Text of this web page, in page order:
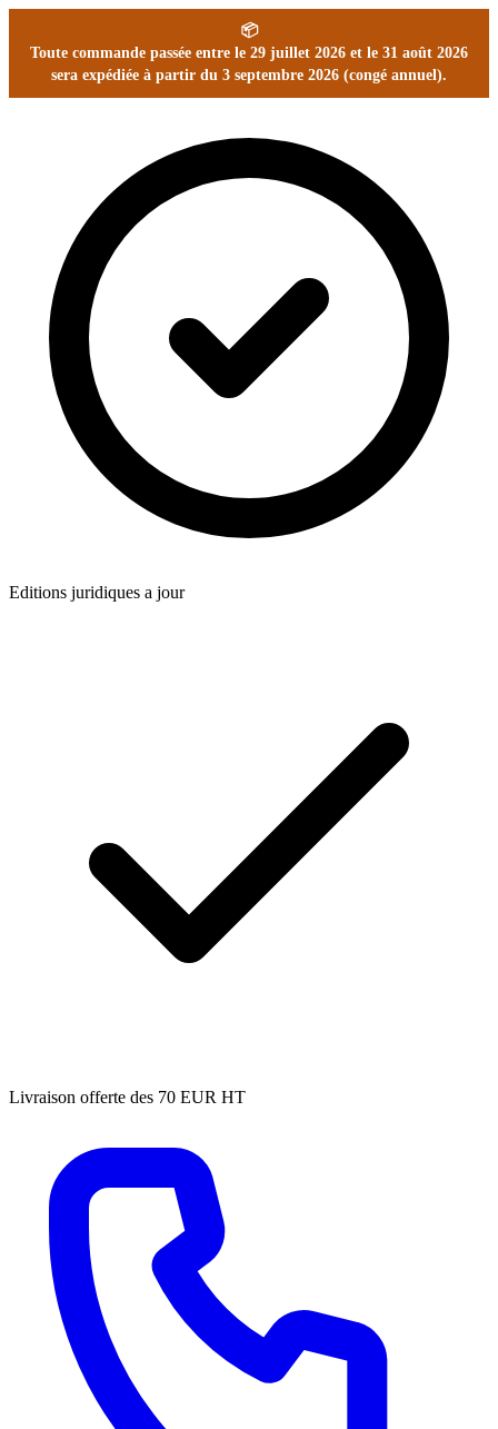
📦
Toute commande passée entre le 29 juillet 2026 et le 31 août 2026
sera expédiée à partir du 3 septembre 2026 (congé annuel).
Editions juridiques a jour
Livraison offerte des 70 EUR HT